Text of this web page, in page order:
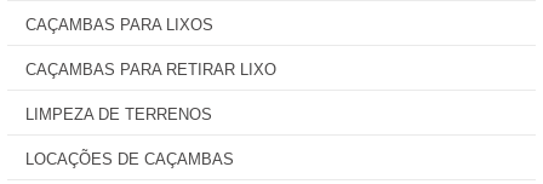
CAÇAMBAS PARA LIXOS
CAÇAMBAS PARA RETIRAR LIXO
LIMPEZA DE TERRENOS
LOCAÇÕES DE CAÇAMBAS